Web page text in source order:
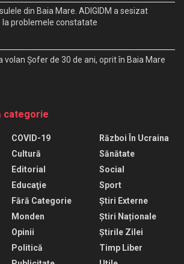
din Baia Mare. ADIGIDM a sesizat
la problemele constatate
volan Șofer de 30 de ani, oprit în Baia Mare
categorie
COVID-19
Cultură
Editorial
Educaţie
Fără Categorie
Monden
Opinii
Politică
Război În Ucraina
Sănătate
Social
Sport
Știri Externe
Știri Naționale
Știrile Zilei
Timp Liber